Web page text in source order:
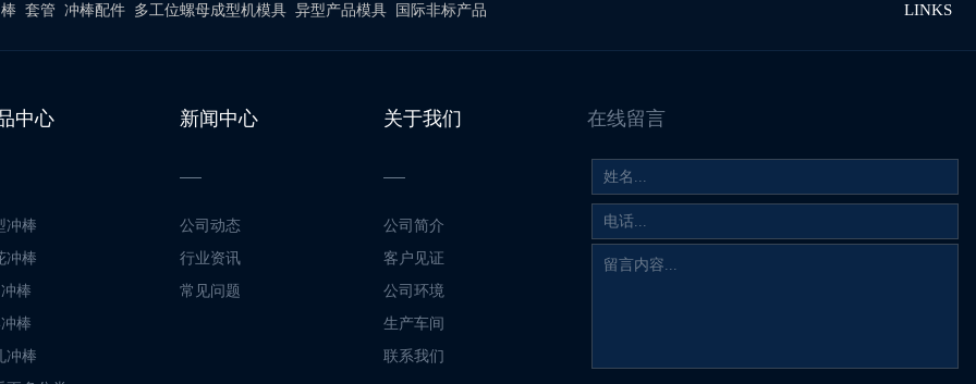
套管 冲棒配件 多工位螺母成型机模具 异型产品模具 国际非标产品 LINKS
中心
冲棒
冲棒
棒
棒
冲棒
新闻中心
公司动态
行业资讯
常见问题
关于我们
公司简介
客户见证
公司环境
生产车间
联系我们
在线留言